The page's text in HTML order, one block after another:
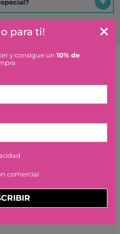
NARANJA MADERA
para ti!
y consigue un 10% de
comercial